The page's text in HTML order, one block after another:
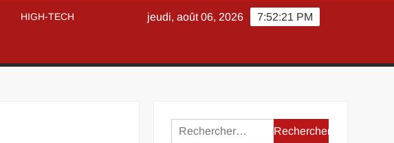
HIGH-TECH 7:52:21 PM
jeudi, août 06, 2026
Rechercher :